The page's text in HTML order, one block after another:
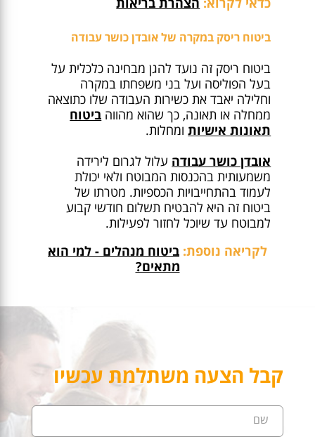
ביטוח ריסק במקרה של אובדן כושר עבודה
ביטוח ריסק זה נועד להגן מבחינה כלכלית על
בעל הפוליסה ועל בני משפחתו במקרה
וחלילה יאבד את כשירות העבודה שלו כתוצאה
ממחלה או תאונה, כך שהוא מהווה ביטוח
תאונות אישיותומחלות.
אובדן כושר עבודה עלול לגרום לירידה
משמעותית בהכנסות המבוטח ולאי יכולת
לעמוד בהתחייבויות הכספיות. מטרתו של
ביטוח זה היא להבטיח תשלום חודשי קבוע
למבוטח עד שיוכל לחזור לפעילות.
לקריאה נוספת: ביטוח מנהלים - למי הוא
מתאים?
קבל הצעה משתלמת עכשיו
שם